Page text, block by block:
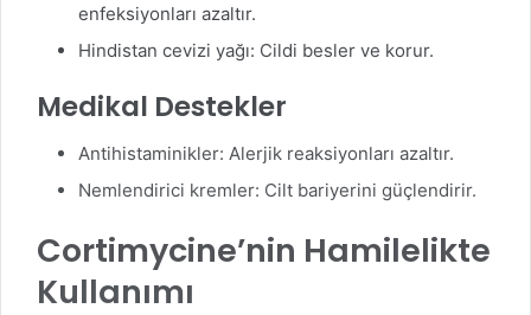
enfeksiyonları azaltır.
Hindistan cevizi yağı: Cildi besler ve korur.
Medikal Destekler
Antihistaminikler: Alerjik reaksiyonları azaltır.
Nemlendirici kremler: Cilt bariyerini güçlendirir.
Cortimycine’nin Hamilelikte
Kullanımı